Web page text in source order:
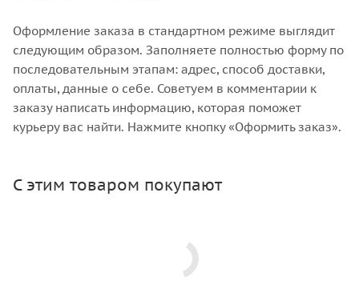
Оформление заказа в стандартном режиме выглядит
следующим образом. Заполняете полностью форму по
последовательным этапам: адрес, способ доставки,
оплаты, данные о себе. Советуем в комментарии к
заказу написать информацию, которая поможет
курьеру вас найти. Нажмите кнопку «Оформить заказ».
С этим товаром покупают